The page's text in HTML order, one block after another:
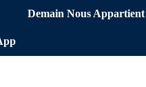
Demain Nous Appartient